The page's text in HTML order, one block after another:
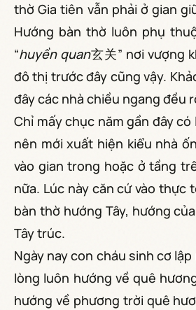
thờ Gia tiên vẫn phải ở gian
Hướng bàn thờ luôn phụ
“huyền quan玄关” nơi vượng
đô thị trước đây cũng vậy.
đây các nhà chiều ngang đều
Chỉ mấy chục năm gần đây
nên mới xuất hiện kiểu nhà
vào gian trong hoặc ở tầng
nữa. Lúc này căn cứ vào
bàn thờ hướng Tây, hướng
Tây trúc.
Ngày nay con cháu sinh cơ
lòng luôn hướng về quê
hướng về phương trời quê